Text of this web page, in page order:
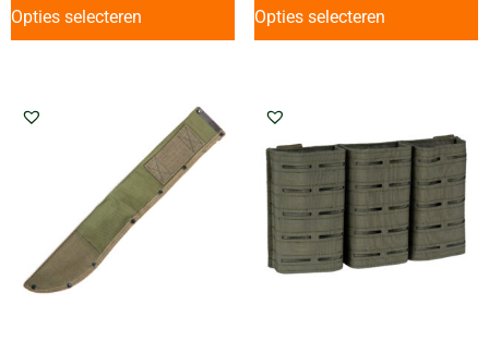
Opties selecteren Opties selecteren